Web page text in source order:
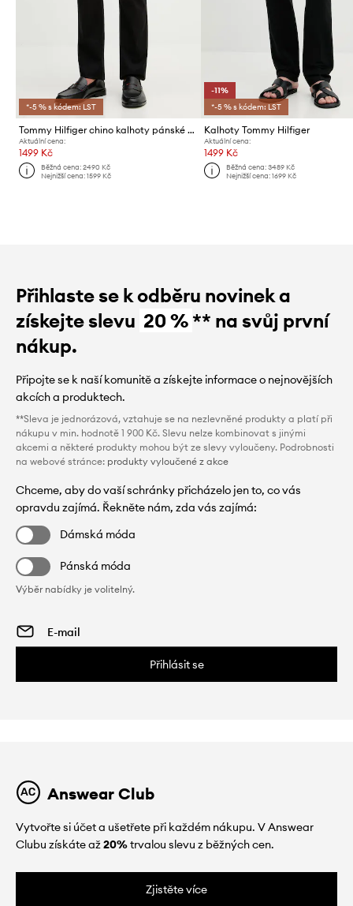
*-5 % s kódem: LST
Tommy Hilfiger chino kalhoty pánské bavlněné s elastanem
Aktuální cena:
1499 Kč
Běžná cena:2490 Kč
Nejnižší cena:1599 Kč
-11%
*-5 % s kódem: LST
Kalhoty Tommy Hilfiger
Aktuální cena:
1499 Kč
Běžná cena: 3489 Kč
Nejnižší cena: 1699 Kč
Přihlaste se k odběru novinek a
získejte slevu 20 %** na svůj první
nákup.
Připojte se k naší komunitě a získejte informace o nejnovějších
akcích a produktech.
**Sleva je jednorázová, vztahuje se na nezlevněné produkty a platí při
nákupu v min. hodnotě 1 900 Kč. Slevu nelze kombinovat s jinými
akcemi a některé produkty mohou být ze slevy vyloučeny. Podrobnosti
na webové stránce: produkty vyloučené z akce
Chceme, aby do vaší schránky přicházelo jen to, co vás
opravdu zajímá. Řekněte nám, zda vás zajímá:
Dámská móda
Pánská móda
Výběr nabídky je volitelný.
Přihlásit se
Answear Club
Vytvořte si účet a ušetřete při každém nákupu. V Answear
Clubu získáte až20%trvalou slevu z běžných cen.
Zjistěte více